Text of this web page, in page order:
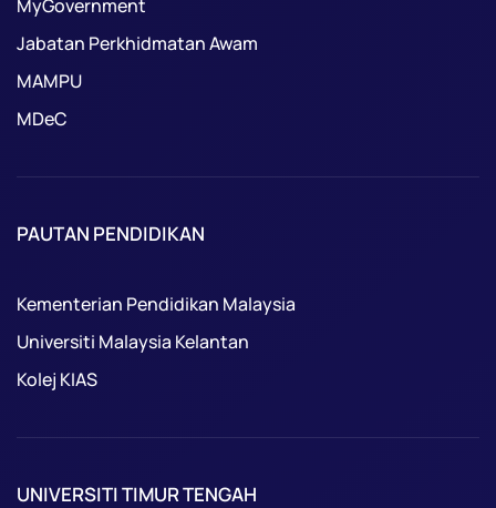
MyGovernment
Jabatan Perkhidmatan Awam
MAMPU
MDeC
PAUTAN PENDIDIKAN
Kementerian Pendidikan Malaysia
Universiti Malaysia Kelantan
Kolej KIAS
UNIVERSITI TIMUR TENGAH